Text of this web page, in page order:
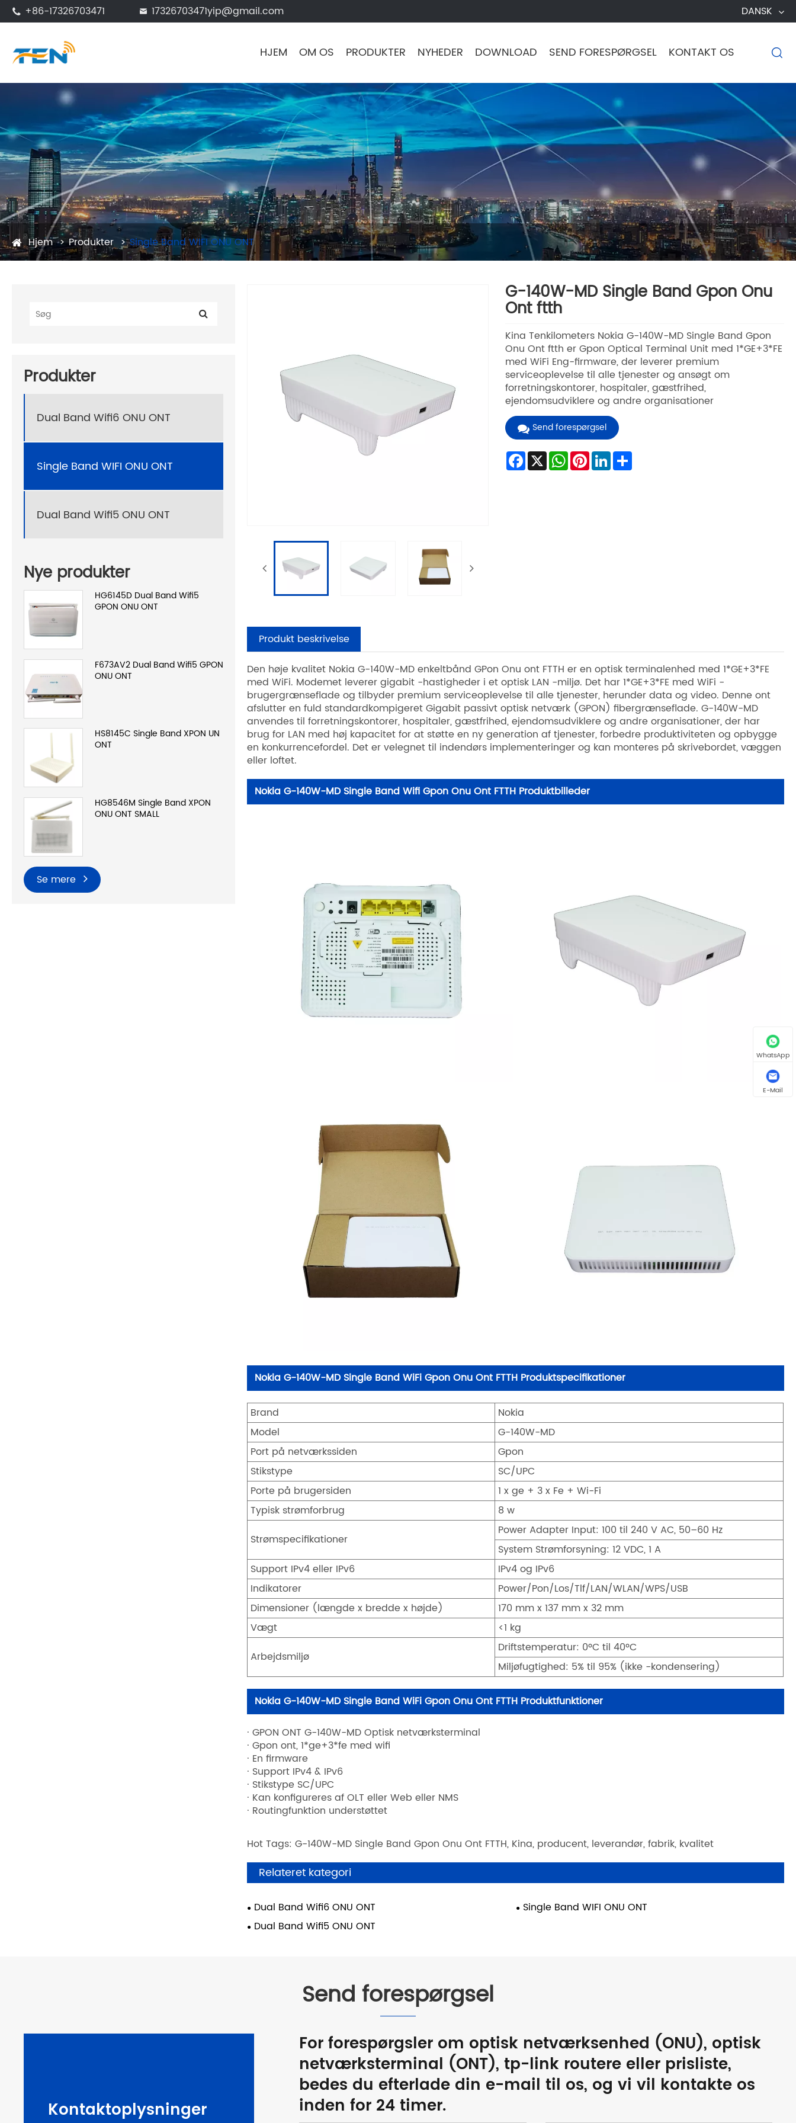
 +86-17326703471  17326703471yip@gmail.com DANSK
HJEM OM OS PRODUKTER NYHEDER DOWNLOAD SEND FORESPØRGSEL KONTAKT OS 
Hjem Produkter Single Band WIFI ONU ONT
Produkter
Dual Band Wifi6 ONU ONT
Single Band WIFI ONU ONT
Dual Band Wifi5 ONU ONT
Nye produkter
HG6145D Dual Band Wifi5
GPON ONU ONT
F673AV2 Dual Band Wifi5 GPON
ONU ONT
HS8145C Single Band XPON UN
ONT
HG8546M Single Band XPON
ONU ONT SMALL
Se mere
G-140W-MD Single Band Gpon Onu
Ont ftth
Kina Tenkilometers Nokia G-140W-MD Single Band Gpon
Onu Ont ftth er Gpon Optical Terminal Unit med 1*GE+3*FE
med WiFi Eng-firmware, der leverer premium
serviceoplevelse til alle tjenester og ansøgt om
forretningskontorer, hospitaler, gæstfrihed,
ejendomsudviklere og andre organisationer
Send forespørgsel
Facebook
X WhatsApp
Pinterest
LinkedInShare
Produkt beskrivelse
Den høje kvalitet Nokia G-140W-MD enkeltbånd GPon Onu ont FTTH er en optisk terminalenhed med 1*GE+3*FE
med WiFi. Modemet leverer gigabit -hastigheder i et optisk LAN -miljø. Det har 1*GE+3*FE med WiFi -
brugergrænseflade og tilbyder premium serviceoplevelse til alle tjenester, herunder data og video. Denne ont
afslutter en fuld standardkompigeret Gigabit passivt optisk netværk (GPON) fibergrænseflade. G-140W-MD
anvendes til forretningskontorer, hospitaler, gæstfrihed, ejendomsudviklere og andre organisationer, der har
brug for LAN med høj kapacitet for at støtte en ny generation af tjenester, forbedre produktiviteten og opbygge
en konkurrencefordel. Det er velegnet til indendørs implementeringer og kan monteres på skrivebordet, væggen
eller loftet.
Nokia G-140W-MD Single Band Wifi Gpon Onu Ont FTTH Produktbilleder
Nokia G-140W-MD Single Band WiFi Gpon Onu Ont FTTH Produktspecifikationer
Brand
Nokia
Model
G-140W-MD
Port på netværkssiden
Gpon
Stikstype
SC/UPC
Porte på brugersiden
1 x ge + 3 x Fe + Wi-Fi
Typisk strømforbrug
8 w
Strømspecifikationer
Power Adapter Input: 100 til 240 V AC, 50–60 Hz
System Strømforsyning: 12 VDC, 1 A
Support IPv4 eller IPv6
IPv4 og IPv6
Indikatorer
Power/Pon/Los/Tlf/LAN/WLAN/WPS/USB
Dimensioner (længde x bredde x højde)
170 mm x 137 mm x 32 mm
Vægt
<1 kg
Arbejdsmiljø
Driftstemperatur: 0ºC til 40ºC
Miljøfugtighed: 5% til 95% (ikke -kondensering)
Nokia G-140W-MD Single Band WiFi Gpon Onu Ont FTTH Produktfunktioner
· GPON ONT G-140W-MD Optisk netværksterminal
· Gpon ont, 1*ge+3*fe med wifi
· En firmware
· Support IPv4 & IPv6
· Stikstype SC/UPC
· Kan konfigureres af OLT eller Web eller NMS
· Routingfunktion understøttet
Hot Tags: G-140W-MD Single Band Gpon Onu Ont FTTH, Kina, producent, leverandør, fabrik, kvalitet
Relateret kategori
Dual Band Wifi6 ONU ONT
Single Band WIFI ONU ONT
Dual Band Wifi5 ONU ONT
Send forespørgsel
Kontaktoplysninger
For forespørgsler om optisk netværksenhed (ONU), optisk
netværksterminal (ONT), tp-link routere eller prisliste,
bedes du efterlade din e-mail til os, og vi vil kontakte os
inden for 24 timer.
WhatsApp
E-Mail